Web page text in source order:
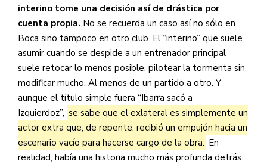
interino tome una decisión así de drástica por
cuenta propia. No se recuerda un caso así no sólo en
Boca sino tampoco en otro club. El “interino” que suele
asumir cuando se despide a un entrenador principal
suele retocar lo menos posible, pilotear la tormenta sin
modificar mucho. Al menos de un partido a otro. Y
aunque el título simple fuera “Ibarra sacó a
Izquierdoz”, se sabe que el exlateral es simplemente un
actor extra que, de repente, recibió un empujón hacia un
escenario vacío para hacerse cargo de la obra. En
realidad, había una historia mucho más profunda detrás.